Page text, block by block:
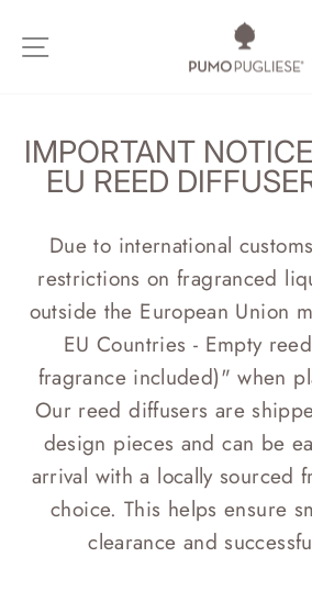
direttamenteNAVIGAZIONE DEL SITO
IMPORTANT
EU REED
Due to international
restrictions on fragranced
outside the European Union
EU Countries - Empty
fragrance included)" when
Our reed diffusers are
design pieces and can be
arrival with a locally sourced
choice. This helps ensure
clearance and